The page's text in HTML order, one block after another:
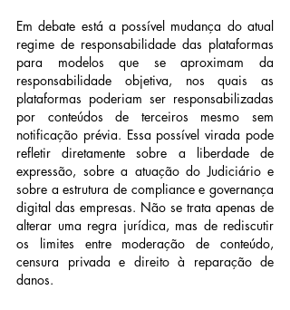
Em debate está a possível mudança do atual
regime de responsabilidade das plataformas
para modelos que se aproximam da
responsabilidade objetiva, nos quais as
plataformas poderiam ser responsabilizadas
por conteúdos de terceiros mesmo sem
notificação prévia. Essa possível virada pode
refletir diretamente sobre a liberdade de
expressão, sobre a atuação do Judiciário e
sobre a estrutura de compliance e governança
digital das empresas. Não se trata apenas de
alterar uma regra jurídica, mas de rediscutir
os limites entre moderação de conteúdo,
censura privada e direito à reparação de
danos.